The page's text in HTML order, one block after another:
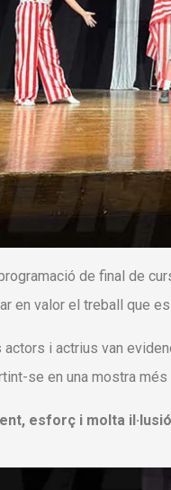
de final de
en valor el treball que
actors i actrius van
se en una mostra
esforç i molta